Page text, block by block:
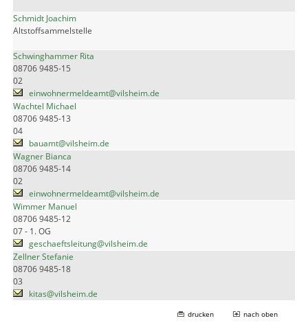
Schmidt Joachim
Altstoffsammelstelle
Schwinghammer Rita
08706 9485-15
02
einwohnermeldeamt@vilsheim.de
Wachtel Michael
08706 9485-13
04
bauamt@vilsheim.de
Wagner Bianca
08706 9485-14
02
einwohnermeldeamt@vilsheim.de
Wimmer Manuel
08706 9485-12
07 - 1. OG
geschaeftsleitung@vilsheim.de
Zellner Stefanie
08706 9485-18
03
kitas@vilsheim.de
drucken nach oben